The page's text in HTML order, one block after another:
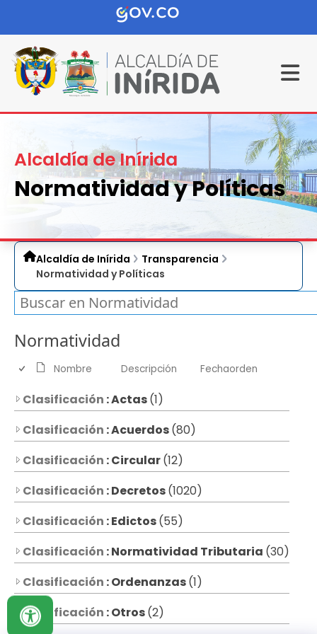
Alcaldía de Inírida
Normatividad y Políticas
Alcaldía de Inírida
Transparencia
Normatividad y Políticas
Normatividad
Nombre Descripción Fechaorden
Clasificación : Actas(1)
Clasificación : Acuerdos(80)
Clasificación : Circular(12)
Clasificación : Decretos(1020)
Clasificación : Edictos(55)
Clasificación : Normatividad Tributaria (30)
Clasificación : Ordenanzas(1)
Clasificación : Otros(2)